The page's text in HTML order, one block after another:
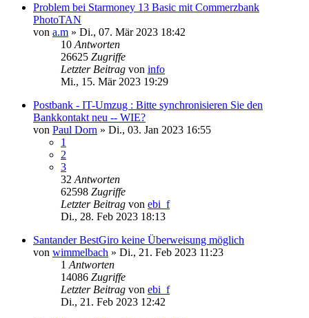
Problem bei Starmoney 13 Basic mit Commerzbank
PhotoTAN
von a.m » Di., 07. Mär 2023 18:42
10 Antworten
26625 Zugriffe
Letzter Beitrag von info
Mi., 15. Mär 2023 19:29
Postbank - IT-Umzug : Bitte synchronisieren Sie den
Bankkontakt neu -- WIE?
von Paul Dorn » Di., 03. Jan 2023 16:55
1
2
3
32 Antworten
62598 Zugriffe
Letzter Beitrag von ebi_f
Di., 28. Feb 2023 18:13
Santander BestGiro keine Überweisung möglich
von wimmelbach » Di., 21. Feb 2023 11:23
1 Antworten
14086 Zugriffe
Letzter Beitrag von ebi_f
Di., 21. Feb 2023 12:42